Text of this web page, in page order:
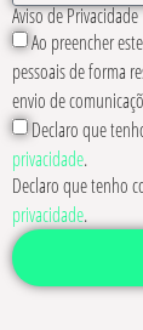
Aviso de Privacidade
Ao preencher
pessoais de forma
envio de
Declaro que
privacidade.
Declaro que tenho
privacidade.